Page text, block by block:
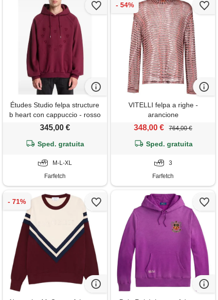
Études Studio felpa structure
b heart con cappuccio - rosso
345,00 €
Sped. gratuita
M-L-XL
Farfetch
VITELLI felpa a righe -
arancione
348,00 € 764,00 €
Sped. gratuita
3
Farfetch